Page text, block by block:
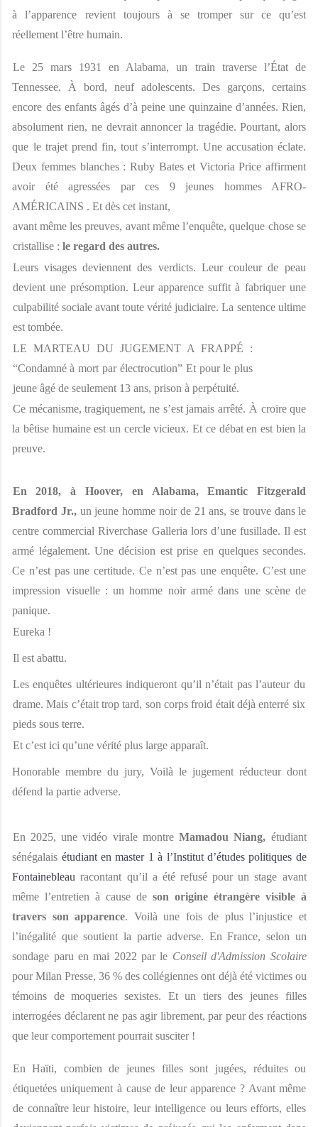
à l’apparence revient toujours à se tromper sur ce qu’est
réellement l’être humain.
Le 25 mars 1931 en Alabama, un train traverse l’État de
Tennessee. À bord, neuf adolescents. Des garçons, certains
encore des enfants âgés d’à peine une quinzaine d’années. Rien,
absolument rien, ne devrait annoncer la tragédie. Pourtant, alors
que le trajet prend fin, tout s’interrompt. Une accusation éclate.
Deux femmes blanches : Ruby Bates et Victoria Price affirment
avoir été agressées par ces 9 jeunes hommes AFRO-
AMÉRICAINS . Et dès cet instant,
avant même les preuves, avant même l’enquête, quelque chose se
cristallise : le regard des autres.
Leurs visages deviennent des verdicts. Leur couleur de peau
devient une présomption. Leur apparence suffit à fabriquer une
culpabilité sociale avant toute vérité judiciaire. La sentence ultime
est tombée.
LE MARTEAU DU JUGEMENT A FRAPPÉ :
“Condamné à mort par électrocution” Et pour le plus
jeune âgé de seulement 13 ans, prison à perpétuité.
Ce mécanisme, tragiquement, ne s’est jamais arrêté. À croire que
la bêtise humaine est un cercle vicieux. Et ce débat en est bien la
preuve.
En 2018, à Hoover, en Alabama, Emantic Fitzgerald
Bradford Jr., un jeune homme noir de 21 ans, se trouve dans le
centre commercial Riverchase Galleria lors d’une fusillade. Il est
armé légalement. Une décision est prise en quelques secondes.
Ce n’est pas une certitude. Ce n’est pas une enquête. C’est une
impression visuelle : un homme noir armé dans une scène de
panique.
Eureka !
Il est abattu.
Les enquêtes ultérieures indiqueront qu’il n’était pas l’auteur du
drame. Mais c’était trop tard, son corps froid était déjà enterré six
pieds sous terre.
Et c’est ici qu’une vérité plus large apparaît.
Honorable membre du jury, Voilà le jugement réducteur dont
défend la partie adverse.
En 2025, une vidéo virale montre Mamadou Niang, étudiant
sénégalais étudiant en master 1 à l’Institut d’études politiques de
Fontainebleau racontant qu’il a été refusé pour un stage avant
même l’entretien à cause de son origine étrangère visible à
travers son apparence. Voilà une fois de plus l’injustice et
l’inégalité que soutient la partie adverse. En France, selon un
sondage paru en mai 2022 par le
Conseil d'Admission Scolaire
pour Milan Presse, 36 % des collégiennes ont déjà été victimes ou
témoins de moqueries sexistes. Et un tiers des jeunes filles
interrogées déclarent ne pas agir librement, par peur des réactions
que leur comportement pourrait susciter !
En Haïti, combien de jeunes filles sont jugées, réduites ou
étiquetées uniquement à cause de leur apparence ? Avant même
de connaître leur histoire, leur intelligence ou leurs efforts, elles